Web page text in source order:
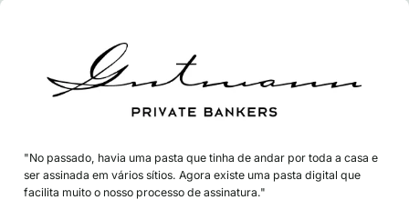
"No passado, havia uma pasta que tinha de andar por toda a casa e
ser assinada em vários sítios. Agora existe uma pasta digital que
facilita muito o nosso processo de assinatura."